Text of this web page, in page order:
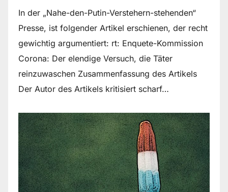
In der „Nahe-den-Putin-Verstehern-stehenden“
Presse, ist folgender Artikel erschienen, der recht
gewichtig argumentiert: rt: Enquete-Kommission
Corona: Der elendige Versuch, die Täter
reinzuwaschen Zusammenfassung des Artikels
Der Autor des Artikels kritisiert scharf…